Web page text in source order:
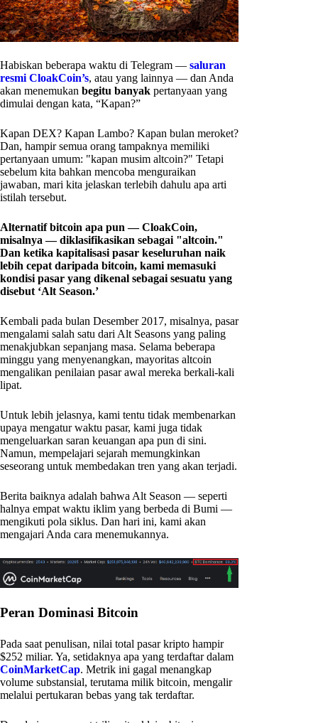
Habiskan beberapa waktu di Telegram — saluran
resmi CloakCoin’s, atau yang lainnya — dan Anda
akan menemukan begitu banyak pertanyaan yang
dimulai dengan kata, “Kapan?”
Kapan DEX? Kapan Lambo? Kapan bulan meroket?
Dan, hampir semua orang tampaknya memiliki
pertanyaan umum: "kapan musim altcoin?" Tetapi
sebelum kita bahkan mencoba menguraikan
jawaban, mari kita jelaskan terlebih dahulu apa arti
istilah tersebut.
Alternatif bitcoin apa pun — CloakCoin,
misalnya — diklasifikasikan sebagai "altcoin."
Dan ketika kapitalisasi pasar keseluruhan naik
lebih cepat daripada bitcoin, kami memasuki
kondisi pasar yang dikenal sebagai sesuatu yang
disebut ‘Alt Season.’
Kembali pada bulan Desember 2017, misalnya, pasar
mengalami salah satu dari Alt Seasons yang paling
menakjubkan sepanjang masa. Selama beberapa
minggu yang menyenangkan, mayoritas altcoin
mengalikan penilaian pasar awal mereka berkali-kali
lipat.
Untuk lebih jelasnya, kami tentu tidak membenarkan
upaya mengatur waktu pasar, kami juga tidak
mengeluarkan saran keuangan apa pun di sini.
Namun, mempelajari sejarah memungkinkan
seseorang untuk membedakan tren yang akan terjadi.
Berita baiknya adalah bahwa Alt Season — seperti
halnya empat waktu iklim yang berbeda di Bumi —
mengikuti pola siklus. Dan hari ini, kami akan
mengajari Anda cara menemukannya.
Peran Dominasi Bitcoin
Pada saat penulisan, nilai total pasar kripto hampir
$252 miliar. Ya, setidaknya apa yang terdaftar dalam
CoinMarketCap. Metrik ini gagal menangkap
volume substansial, terutama milik bitcoin, mengalir
melalui pertukaran bebas yang tak terdaftar.